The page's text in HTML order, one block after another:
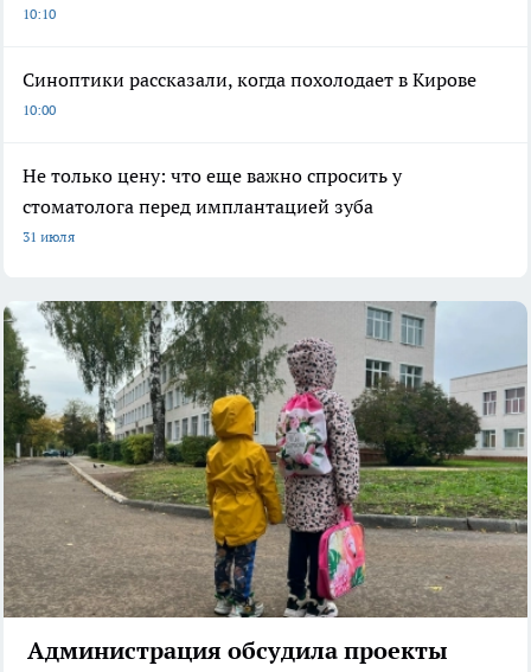
10:10
Синоптики рассказали, когда похолодает в Кирове
10:00
Не только цену: что еще важно спросить у
стоматолога перед имплантацией зуба
31 июля
Администрация обсудила проекты